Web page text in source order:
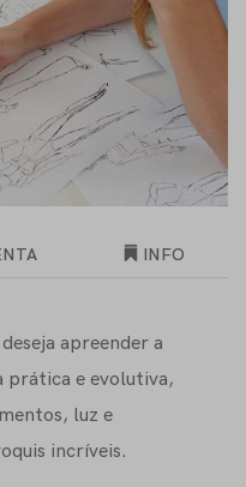
INFO
apreender a
prática e evolutiva,
luz e
incríveis.